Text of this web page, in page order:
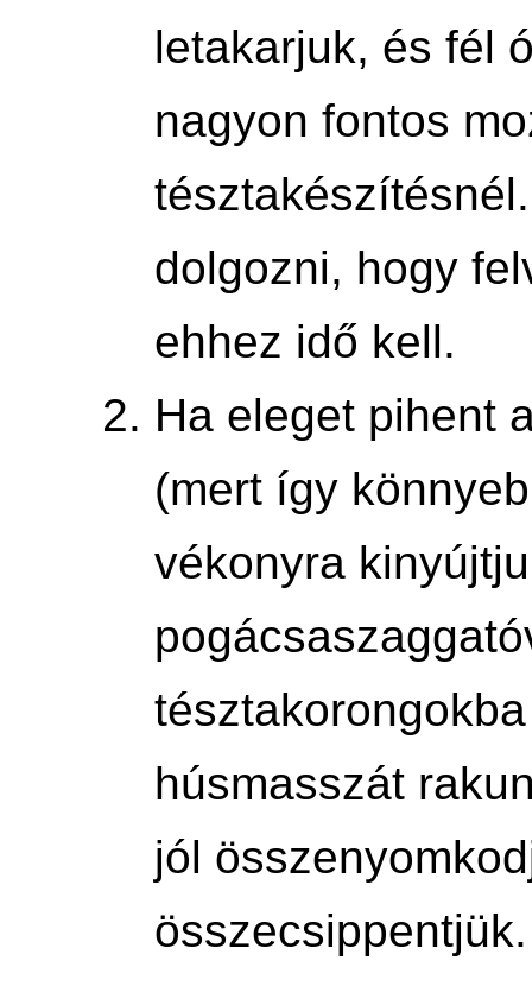
letakarjuk, és fél
nagyon fontos
dolgozni, hogy
ehhez idő kell.
Ha eleget pihent
(mert így
vékonyra
húsmasszát
jól